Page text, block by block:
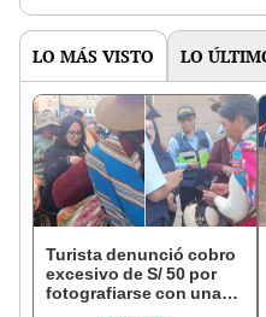
LO MÁS VISTO LO
Turista denunció cobro
excesivo de S/ 50 por
fotografiarse con una